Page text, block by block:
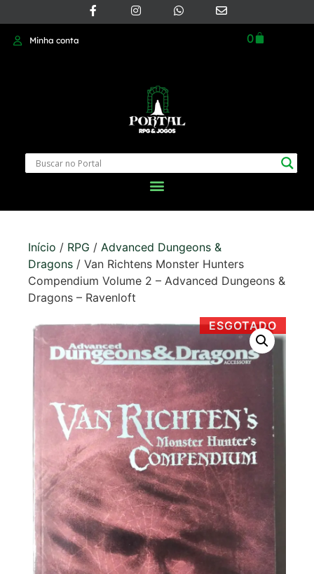
Minha conta 0
Início / RPG / Advanced Dungeons &
Dragons / Van Richtens Monster Hunters
Compendium Volume 2 – Advanced Dungeons &
Dragons – Ravenloft
ESGOTADO